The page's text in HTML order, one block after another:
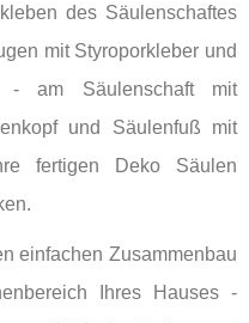
des Säulenschaftes
mit Styroporkleber und
- am Säulenschaft mit
und Säulenfuß mit
fertigen Deko Säulen
einfachen Zusammenbau
Ihres Hauses -